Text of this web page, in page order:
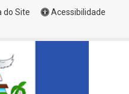
do Site
Acessibilidade